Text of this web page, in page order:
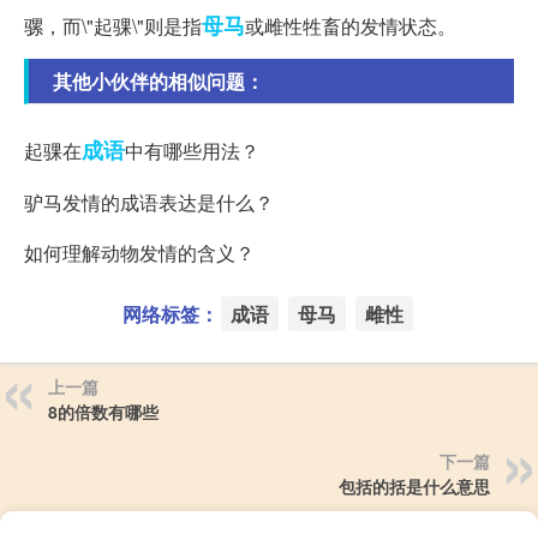
骡，而\"起骒\"则是指母马或雌性牲畜的发情状态。
其他小伙伴的相似问题：
起骒在成语中有哪些用法？
驴马发情的成语表达是什么？
如何理解动物发情的含义？
网络标签： 成语 母马 雌性
上一篇
8的倍数有哪些
下一篇
包括的括是什么意思